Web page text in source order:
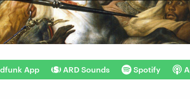
App ARD Sounds Spotify